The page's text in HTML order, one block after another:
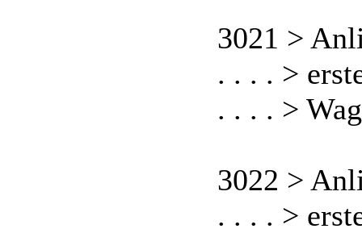
3021 >
. . . . >
. . . . >
3022 >
. . . . >